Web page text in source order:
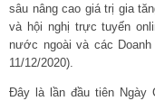
sâu nâng cao giá trị gia
và hội nghị trực tuyến
nước ngoài và các
11/12/2020).
Đây là lần đầu tiên Ngày